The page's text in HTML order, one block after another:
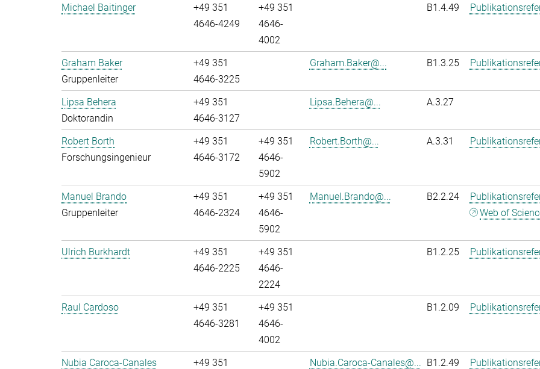
Michael Baitinger
+49 351
4646-4249
+49 351
4646-
4002
B1.4.49
Graham Baker
Gruppenleiter
+49 351
4646-3225
Graham.Baker@... B1.3.25
Lipsa Behera
Doktorandin
+49 351
4646-3127
Lipsa.Behera@... A.3.27
Robert Borth
Forschungsingenieur
+49 351
4646-3172
+49 351
4646-
5902
Robert.Borth@... A.3.31
Manuel Brando
Gruppenleiter
+49 351
4646-2324
+49 351
4646-
5902
Manuel.Brando@... B2.2.24
Web of
Ulrich Burkhardt
+49 351
4646-2225
+49 351
4646-
2224
B1.2.25
Raul Cardoso
+49 351
4646-3281
+49 351
4646-
4002
B1.2.09
Nubia Caroca-Canales
+49 351
Nubia.Caroca-Canales@... B1.2.49